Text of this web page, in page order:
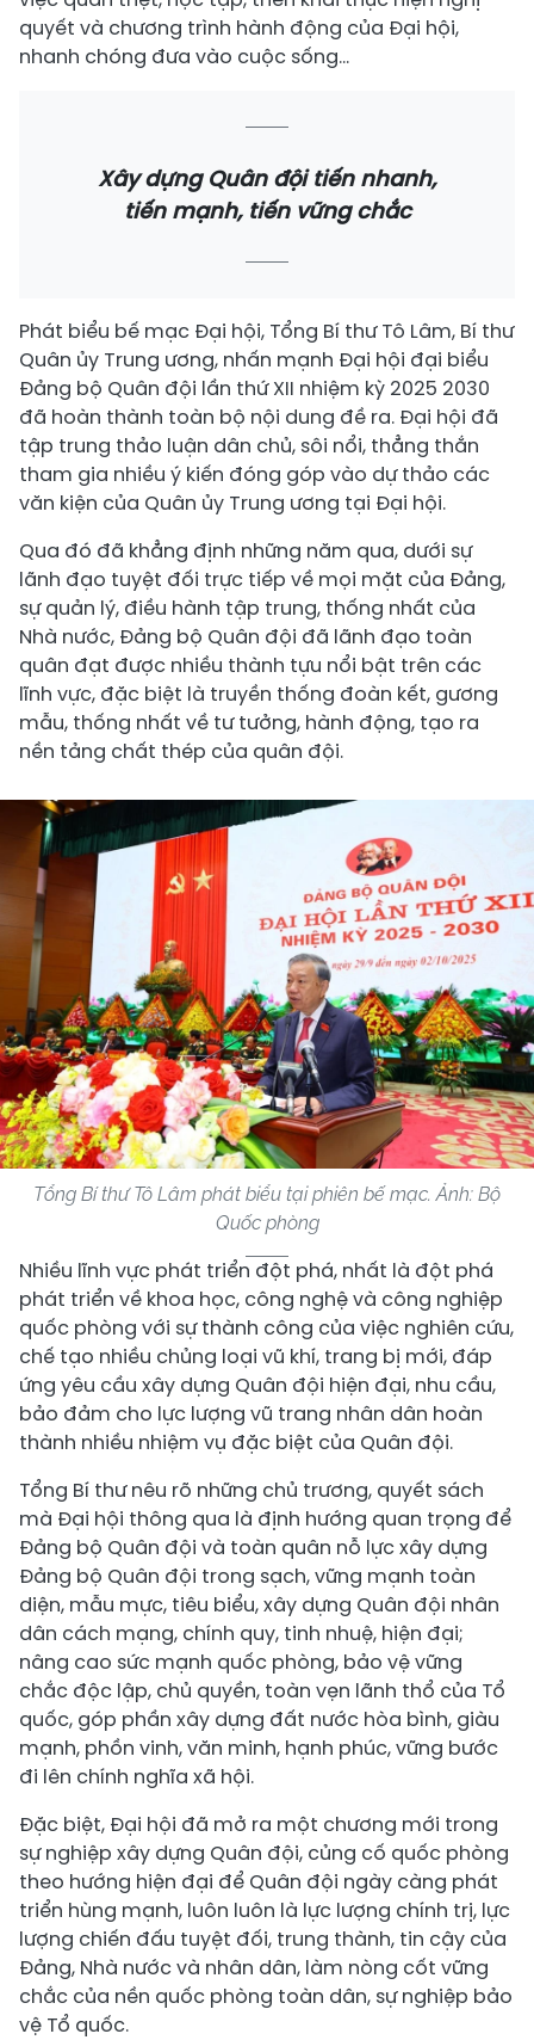
quyết và chương trình hành động của Đại hội,
nhanh chóng đưa vào cuộc sống...
Xây dựng Quân đội tiến nhanh,
tiến mạnh, tiến vững chắc
Phát biểu bế mạc Đại hội, Tổng Bí thư Tô Lâm, Bí thư
Quân ủy Trung ương, nhấn mạnh Đại hội đại biểu
Đảng bộ Quân đội lần thứ XII nhiệm kỳ 2025 2030
đã hoàn thành toàn bộ nội dung đề ra. Đại hội đã
tập trung thảo luận dân chủ, sôi nổi, thẳng thắn
tham gia nhiều ý kiến đóng góp vào dự thảo các
văn kiện của Quân ủy Trung ương tại Đại hội.
Qua đó đã khẳng định những năm qua, dưới sự
lãnh đạo tuyệt đối trực tiếp về mọi mặt của Đảng,
sự quản lý, điều hành tập trung, thống nhất của
Nhà nước, Đảng bộ Quân đội đã lãnh đạo toàn
quân đạt được nhiều thành tựu nổi bật trên các
lĩnh vực, đặc biệt là truyền thống đoàn kết, gương
mẫu, thống nhất về tư tưởng, hành động, tạo ra
nền tảng chất thép của quân đội.
Tổng Bí thư Tô Lâm phát biểu tại phiên bế mạc. Ảnh: Bộ
Quốc phòng
Nhiều lĩnh vực phát triển đột phá, nhất là đột phá
phát triển về khoa học, công nghệ và công nghiệp
quốc phòng với sự thành công của việc nghiên cứu,
chế tạo nhiều chủng loại vũ khí, trang bị mới, đáp
ứng yêu cầu xây dựng Quân đội hiện đại, nhu cầu,
bảo đảm cho lực lượng vũ trang nhân dân hoàn
thành nhiều nhiệm vụ đặc biệt của Quân đội.
Tổng Bí thư nêu rõ những chủ trương, quyết sách
mà Đại hội thông qua là định hướng quan trọng để
Đảng bộ Quân đội và toàn quân nỗ lực xây dựng
Đảng bộ Quân đội trong sạch, vững mạnh toàn
diện, mẫu mực, tiêu biểu, xây dựng Quân đội nhân
dân cách mạng, chính quy, tinh nhuệ, hiện đại;
nâng cao sức mạnh quốc phòng, bảo vệ vững
chắc độc lập, chủ quyền, toàn vẹn lãnh thổ của Tổ
quốc, góp phần xây dựng đất nước hòa bình, giàu
mạnh, phồn vinh, văn minh, hạnh phúc, vững bước
đi lên chính nghĩa xã hội.
Đặc biệt, Đại hội đã mở ra một chương mới trong
sự nghiệp xây dựng Quân đội, củng cố quốc phòng
theo hướng hiện đại để Quân đội ngày càng phát
triển hùng mạnh, luôn luôn là lực lượng chính trị, lực
lượng chiến đấu tuyệt đối, trung thành, tin cậy của
Đảng, Nhà nước và nhân dân, làm nòng cốt vững
chắc của nền quốc phòng toàn dân, sự nghiệp bảo
vệ Tổ quốc.